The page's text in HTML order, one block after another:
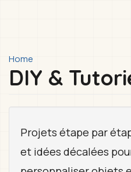
You
are
Home
DIY &
Projets étape par
et idées décalées